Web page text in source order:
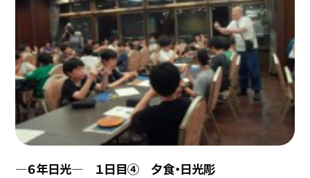
―６年日光― １日目④ 夕食・日光彫